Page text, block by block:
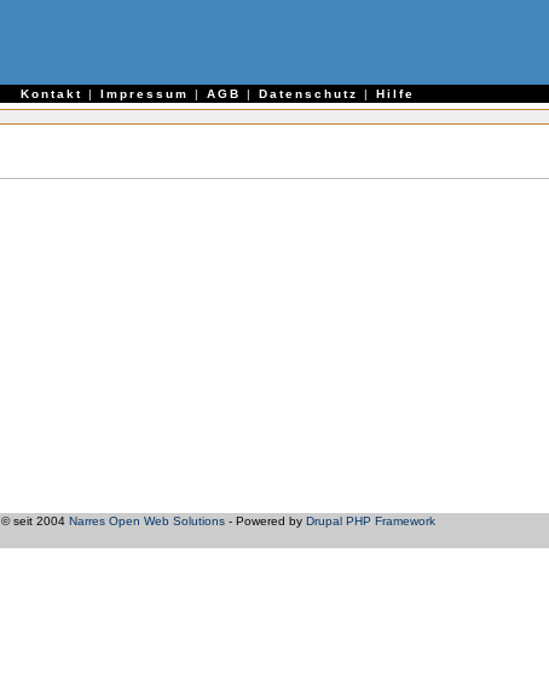
Kontakt | Impressum | AGB | Datenschutz | Hilfe
© seit 2004 Narres Open Web Solutions- Powered by Drupal PHP Framework